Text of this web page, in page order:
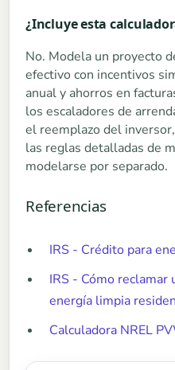
¿Incluye esta
No. Modela un proyecto
efectivo con incentivos
anual y ahorros en
los escaladores de
el reemplazo del
las reglas detalladas de
modelarse por separado.
Referencias
IRS - Crédito para
IRS - Cómo
energía limpia
Calculadora NREL